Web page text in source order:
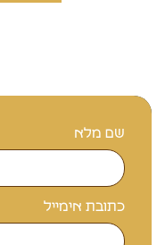
שם מלא
כתובת אימייל